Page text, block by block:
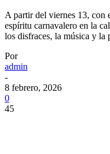
A partir del viernes 13, con
espíritu carnavalero en la
los disfraces, la música y la
Por
admin
-
8 febrero, 2026
0
45